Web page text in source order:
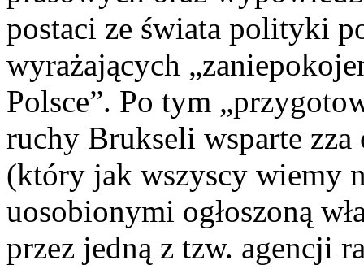
postaci ze świata polityki
wyrażających
Polsce”. Po tym
ruchy Brukseli wsparte zza
(który jak wszyscy wiemy
uosobionymi ogłoszoną
przez jedną z tzw. agencji